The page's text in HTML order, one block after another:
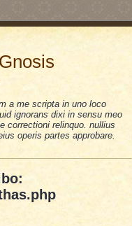
a me scripta in uno loco
ignorans dixi in sensu meo
correctioni relinquo. nullius
operis partes approbare.